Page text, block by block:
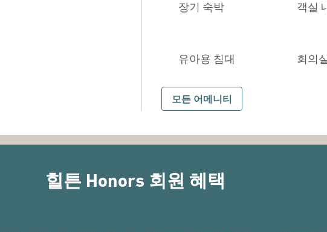
장기 숙박 객실
유아용 침대 회의실
모든 어메니티
힐튼 Honors 회원 혜택